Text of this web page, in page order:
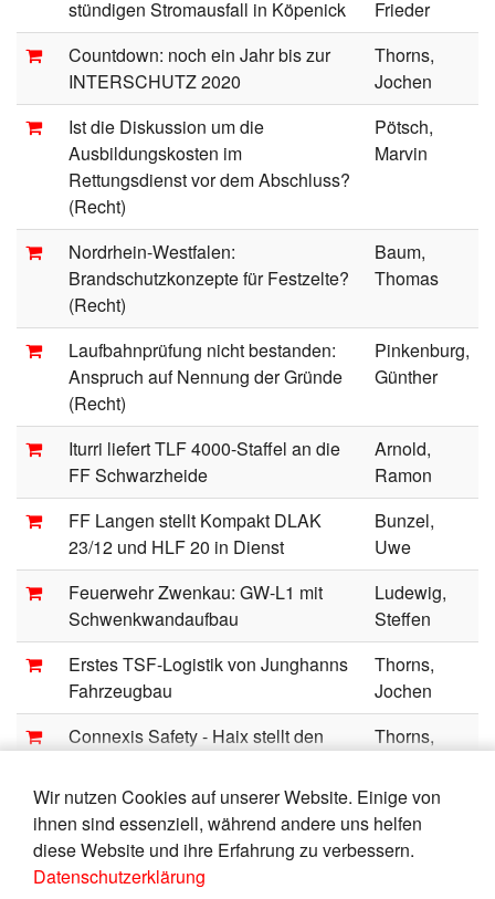
Wir nutzen Cookies auf unserer Website. Einige von
ihnen sind essenziell, während andere uns helfen
diese Website und ihre Erfahrung zu verbessern.
Datenschutzerklärung
stündigen Stromausfall in Köpenick
Frieder
Countdown: noch ein Jahr bis zur
INTERSCHUTZ 2020
Thorns,
Jochen
Ist die Diskussion um die
Ausbildungskosten im
Rettungsdienst vor dem Abschluss?
(Recht)
Pötsch,
Marvin
Nordrhein-Westfalen:
Brandschutzkonzepte für Festzelte?
(Recht)
Baum,
Thomas
Laufbahnprüfung nicht bestanden:
Anspruch auf Nennung der Gründe
(Recht)
Pinkenburg,
Günther
Iturri liefert TLF 4000-Staffel an die
FF Schwarzheide
Arnold,
Ramon
FF Langen stellt Kompakt DLAK
23/12 und HLF 20 in Dienst
Bunzel,
Uwe
Feuerwehr Zwenkau: GW-L1 mit
Schwenkwandaufbau
Ludewig,
Steffen
Erstes TSF-Logistik von Junghanns
Fahrzeugbau
Thorns,
Jochen
Connexis Safety - Haix stellt den
Thorns,
Notfall-Abdichtungen gegen Öle und
Kraftstoffe
Hoffmann,
Gerd